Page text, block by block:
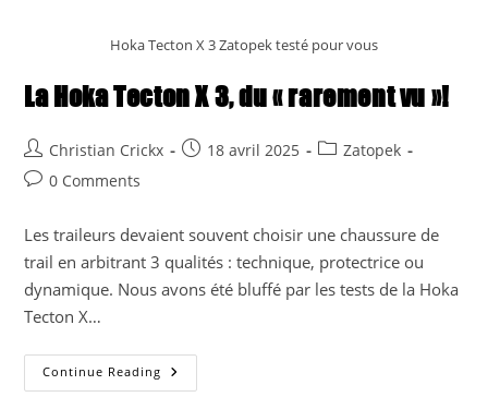
Hoka Tecton X 3 Zatopek testé pour vous
La Hoka Tecton X 3, du « rarement vu »!
Post
author:
Christian Crickx
Post18 avril 2025
PostZatopek
Post0 Comments
Les traileurs devaient souvent choisir une chaussure de
trail en arbitrant 3 qualités : technique, protectrice ou
dynamique. Nous avons été bluffé par les tests de la Hoka
Tecton X…
Continue Reading
La
Hoka